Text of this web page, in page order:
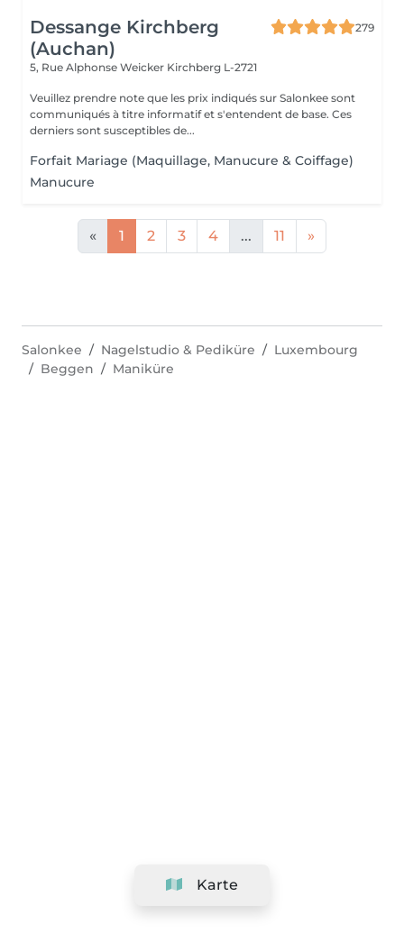
Dessange Kirchberg
(Auchan)
279
5, Rue Alphonse Weicker Kirchberg L-2721
Veuillez prendre note que les prix indiqués sur Salonkee sont
communiqués à titre informatif et s'entendent de base. Ces
derniers sont susceptibles de...
Forfait Mariage (Maquillage, Manucure & Coiffage)
Manucure
« 1 2 3 4 ... 11 »
Karte
Salonkee Nagelstudio & Pediküre
Luxembourg
Beggen
Maniküre